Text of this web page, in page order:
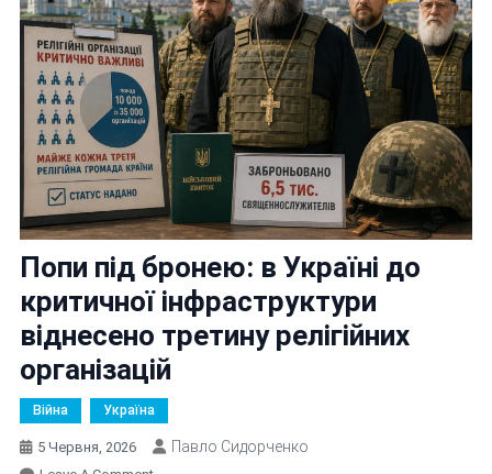
Попи під бронею: в Україні до
критичної інфраструктури
віднесено третину релігійних
організацій
Війна Україна
5 Червня, 2026 Павло Сидорченко